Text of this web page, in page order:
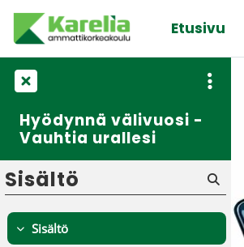
Etusivu
Hyödynnä välivuosi -
Vauhtia urallesi
Sisältö
Tiivistä
Sisältö